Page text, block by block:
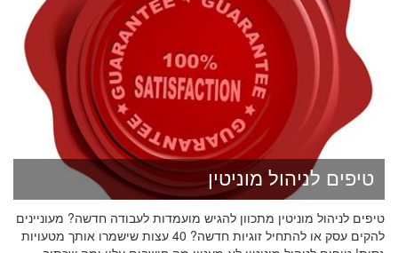
טיפים לניהול מוניטין
טיפים לניהול מוניטין מתכוון להגיש מועמדות לעבודה חדשה? מעוניינים
להקים עסק או להתחיל זוגיות חדשה? 40 עצות שישמרו אותך מטעויות